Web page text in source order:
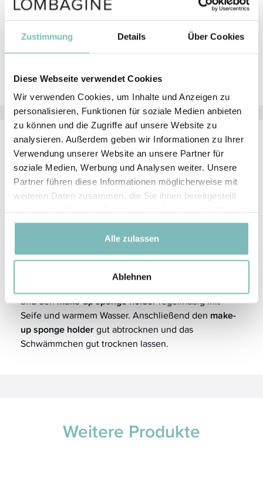
Zustimmung Details Über Cookies
Diese Webseite verwendet Cookies
Wir verwenden Cookies, um Inhalte und Anzeigen zu
personalisieren, Funktionen für soziale Medien anbieten
zu können und die Zugriffe auf unsere Website zu
analysieren. Außerdem geben wir Informationen zu Ihrer
Verwendung unserer Website an unsere Partner für
soziale Medien, Werbung und Analysen weiter. Unsere
Partner führen diese Informationen möglicherweise mit
weiteren Daten zusammen, die Sie ihnen bereitgestellt
gesammelt haben.
Alle zulassen
Ablehnen
jeder Nutzung wieder zurück in den
make-up sponge
, damit es gut trocknen kann.
finden Siehier.
Aufbewahrung
Der make-up sponge holder kann ideal im
Badezimmer, am Schminktisch oder an einem
Reinigung
und denmake-up sponge holderregelmäßig mit
Seife und warmem Wasser. Anschließend den make-
up sponge holdergut abtrocknen und das
Schwämmchen gut trocknen lassen.
Weitere Produkte